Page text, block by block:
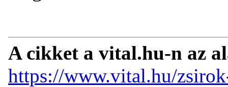
A cikket a vital.hu-n az
https://www.vital.hu/